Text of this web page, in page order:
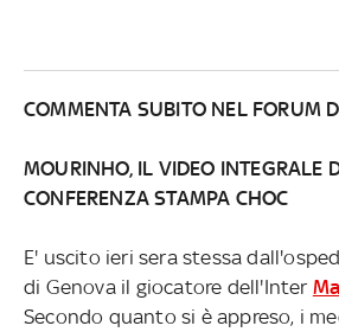
COMMENTA SUBITO NEL FORUM
MOURINHO, IL VIDEO INTEGRALE
CONFERENZA STAMPA CHOC
E' uscito ieri sera stessa
di Genova il giocatore dell'Inter
Secondo quanto si è appreso, i